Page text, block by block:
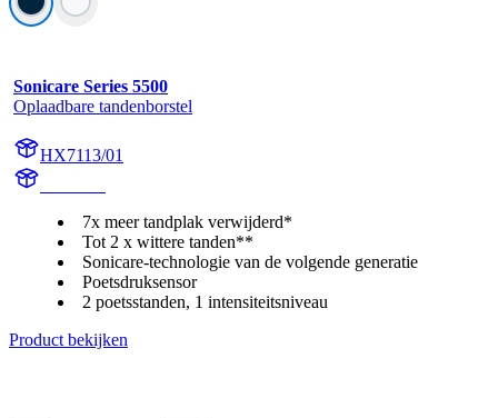
Sonicare Series 5500
Oplaadbare tandenborstel
HX7113/01
7x meer tandplak verwijderd*
Tot 2 x wittere tanden**
Sonicare-technologie van de volgende generatie
Poetsdruksensor
2 poetsstanden, 1 intensiteitsniveau
Product bekijken